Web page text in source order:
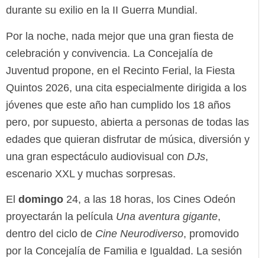
durante su exilio en la II Guerra Mundial.
Por la noche, nada mejor que una gran fiesta de
celebración y convivencia. La Concejalía de
Juventud propone, en el Recinto Ferial, la Fiesta
Quintos 2026, una cita especialmente dirigida a los
jóvenes que este año han cumplido los 18 años
pero, por supuesto, abierta a personas de todas las
edades que quieran disfrutar de música, diversión y
una gran espectáculo audiovisual con DJs,
escenario XXL y muchas sorpresas.
El domingo 24, a las 18 horas, los Cines Odeón
proyectarán la película Una aventura gigante,
dentro del ciclo de Cine Neurodiverso, promovido
por la Concejalía de Familia e Igualdad. La sesión